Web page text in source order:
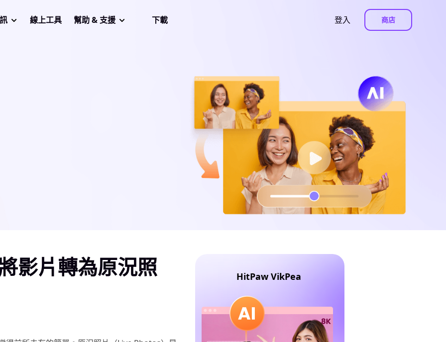
登入 商店
線上工具 幫助 & 支援 下載
影片轉為原況照 HitPaw VikPea